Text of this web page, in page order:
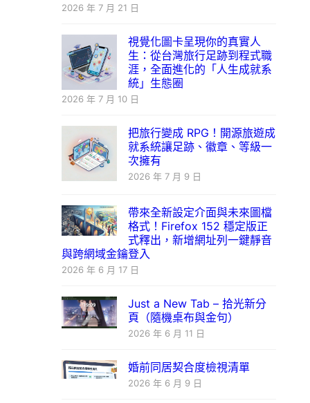
2026 年 7 月 21 日
視覺化圖卡呈現你的真實人
生：從台灣旅行足跡到程式職
涯，全面進化的「人生成就系
統」生態圈
2026 年 7 月 10 日
把旅行變成 RPG！開源旅遊成
就系統讓足跡、徽章、等級一
次擁有
2026 年 7 月 9 日
帶來全新設定介面與未來圖檔
格式！Firefox 152 穩定版正
式釋出，新增網址列一鍵靜音
與跨網域金鑰登入
2026 年 6 月 17 日
Just a New Tab – 拾光新分
頁（隨機桌布與金句）
2026 年 6 月 11 日
婚前同居契合度檢視清單
2026 年 6 月 9 日